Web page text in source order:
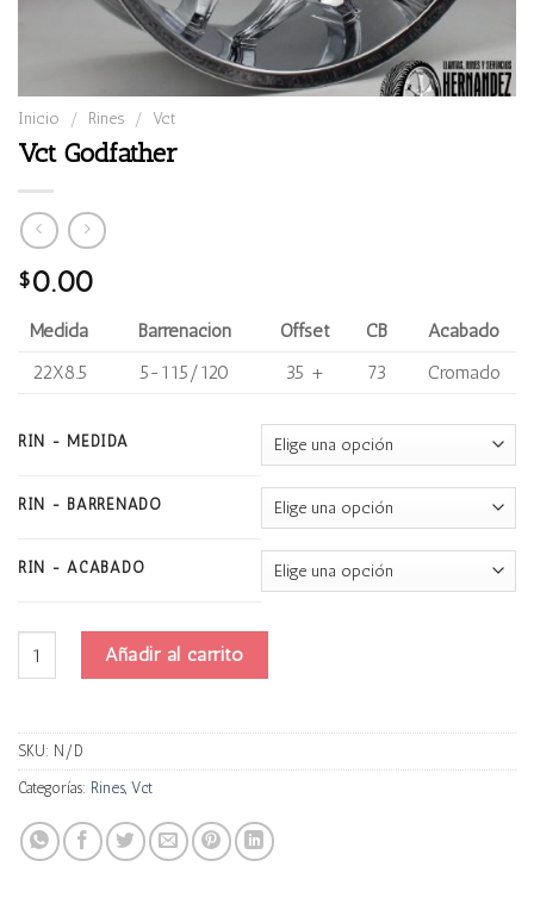
Inicio / Rines / Vct
Vct Godfather
$0.00
Medida Barrenación Offset CB
Acabado
22X8.5
5-115/120 35 + 73 Cromado
RIN - MEDIDA
RIN - BARRENADO
RIN - ACABADO
Vct Godfather cantidad
Añadir al carrito
SKU: N/D
Categorías: Rines, Vct